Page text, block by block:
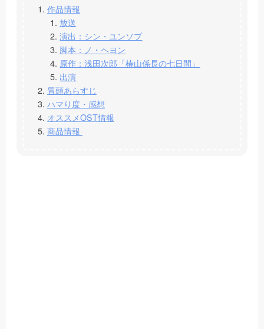
作品情報
放送
演出：シン・ユンソプ
脚本：ノ・ヘヨン
原作：浅田次郎「椿山係長の七日間」
出演
冒頭あらすじ
ハマり度・感想
オススメOST情報
商品情報